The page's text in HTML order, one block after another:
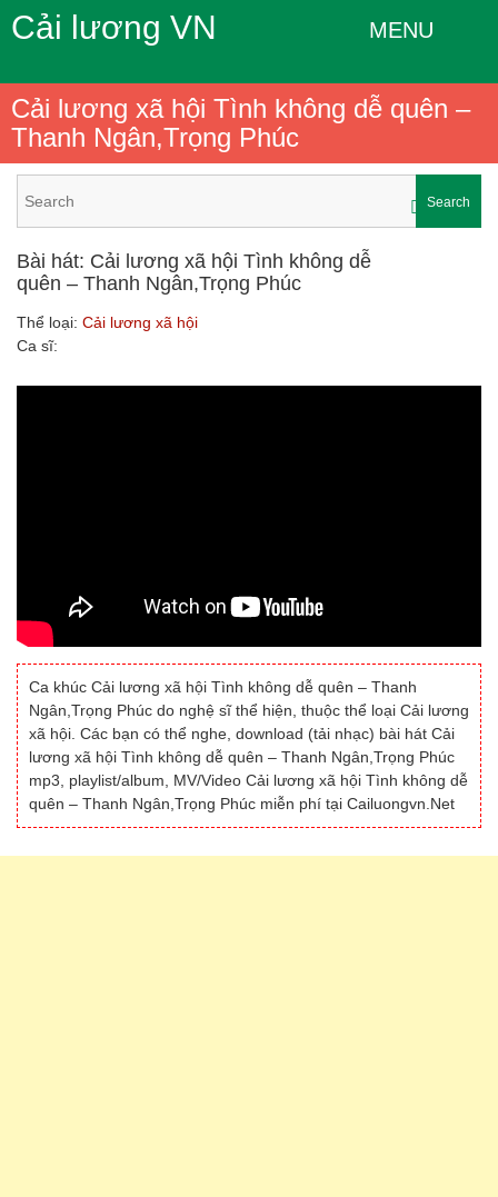
Cải lương VN MENU
Cải lương xã hội Tình không dễ quên –
Thanh Ngân,Trọng Phúc
Search
Bài hát: Cải lương xã hội Tình không dễ
quên – Thanh Ngân,Trọng Phúc
Thể loại: Cải lương xã hội
Ca sĩ:
Ca khúc Cải lương xã hội Tình không dễ quên – Thanh
Ngân,Trọng Phúc do nghệ sĩ thể hiện, thuộc thể loại Cải lương
xã hội. Các bạn có thể nghe, download (tải nhạc) bài hát Cải
lương xã hội Tình không dễ quên – Thanh Ngân,Trọng Phúc
mp3, playlist/album, MV/Video Cải lương xã hội Tình không dễ
quên – Thanh Ngân,Trọng Phúc miễn phí tại Cailuongvn.Net